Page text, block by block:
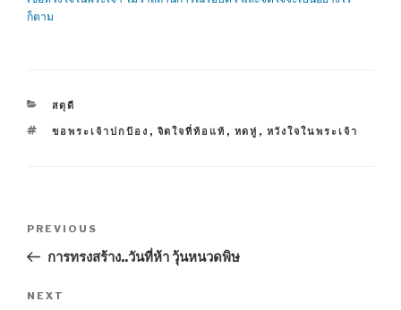
ก็ตาม
CATEGORIES
สดุดี
TAGS
ขอพระเจ้าปกป้อง , จิตใจที่ท้อแท้ , หดหู่ , หวังใจในพระเจ้า
Previous
Post
PREVIOUS
การทรงสร้าง..วันที่ห้า วุ้นหนวดพิษ
Next
NEXT